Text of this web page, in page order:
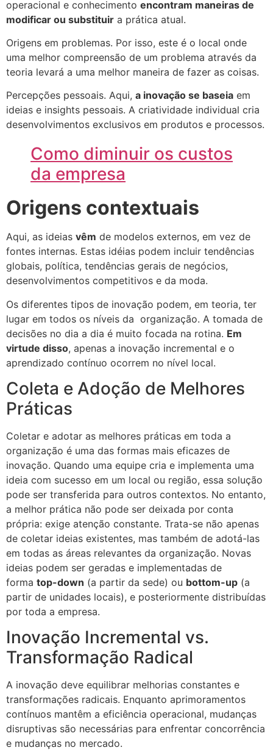
operacional e conhecimento encontram maneiras de
modificar ou substituir a prática atual.
Origens em problemas. Por isso, este é o local onde
uma melhor compreensão de um problema através da
teoria levará a uma melhor maneira de fazer as coisas.
Percepções pessoais. Aqui, a inovação se baseia em
ideias e insights pessoais. A criatividade individual cria
desenvolvimentos exclusivos em produtos e processos.
Como diminuir os custos
da empresa
Origens contextuais
Aqui, as ideias vêm de modelos externos, em vez de
fontes internas. Estas idéias podem incluir tendências
globais, política, tendências gerais de negócios,
desenvolvimentos competitivos e da moda.
Os diferentes tipos de inovação podem, em teoria, ter
lugar em todos os níveis da organização. A tomada de
decisões no dia a dia é muito focada na rotina. Em
virtude disso, apenas a inovação incremental e o
aprendizado contínuo ocorrem no nível local.
Coleta e Adoção de Melhores
Práticas
Coletar e adotar as melhores práticas em toda a
organização é uma das formas mais eficazes de
inovação. Quando uma equipe cria e implementa uma
ideia com sucesso em um local ou região, essa solução
pode ser transferida para outros contextos. No entanto,
a melhor prática não pode ser deixada por conta
própria: exige atenção constante. Trata-se não apenas
de coletar ideias existentes, mas também de adotá-las
em todas as áreas relevantes da organização. Novas
ideias podem ser geradas e implementadas de
forma top-down (a partir da sede) ou bottom-up (a
partir de unidades locais), e posteriormente distribuídas
por toda a empresa.
Inovação Incremental vs.
Transformação Radical
A inovação deve equilibrar melhorias constantes e
transformações radicais. Enquanto aprimoramentos
contínuos mantêm a eficiência operacional, mudanças
disruptivas são necessárias para enfrentar concorrência
e mudanças no mercado.